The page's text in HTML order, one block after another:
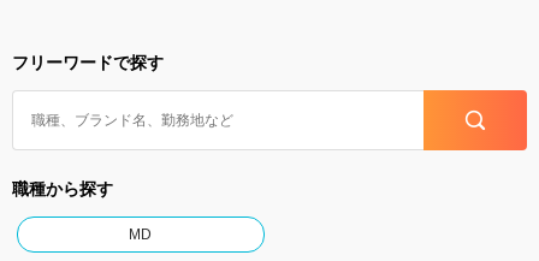
フリーワードで探す
職種から探す
MD